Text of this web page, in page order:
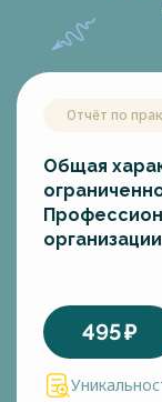
Отчёт по
Общая
495₽